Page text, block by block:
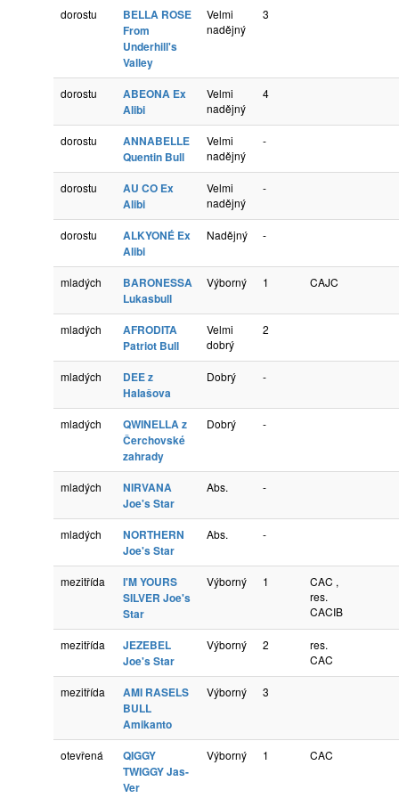
dorostu
BELLA ROSE
From
Underhill's
Valley
Velmi
nadějný
3
dorostu
ABEONA Ex
Alibi
Velmi
nadějný
4
dorostu
ANNABELLE
Quentin Bull
Velmi
nadějný
-
dorostu
AU CO Ex
Alibi
Velmi
nadějný
-
dorostu
ALKYONÉ Ex
Alibi
Nadějný -
mladých
BARONESSA
Lukasbull
Výborný 1 CAJC
mladých
AFRODITA
Patriot Bull
Velmi
dobrý
2
mladých
DEE z
Halašova
Dobrý -
mladých
QWINELLA z
Čerchovské
zahrady
Dobrý -
mladých
NIRVANA
Joe's Star
Abs. -
mladých
NORTHERN
Joe's Star
Abs. -
mezitřída
I'M YOURS
SILVER Joe's
Star
Výborný 1
CAC ,
res.
CACIB
mezitřída
JEZEBEL
Joe's Star
Výborný 2
res.
CAC
mezitřída
AMI RASELS
BULL
Amikanto
Výborný 3
otevřená
QIGGY
TWIGGY Jas-
Ver
Výborný 1 CAC